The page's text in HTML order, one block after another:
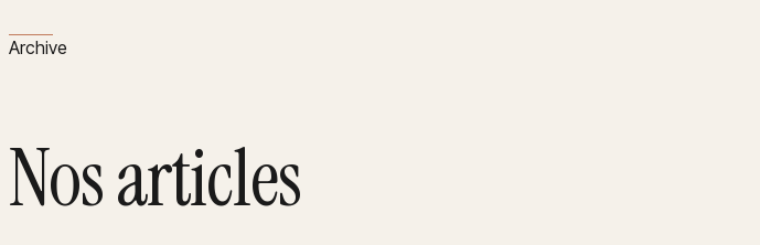
Archive
Nos articles